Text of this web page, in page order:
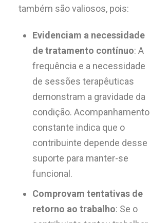
também são valiosos, pois:
Evidenciam a necessidade
de tratamento contínuo: A
frequência e a necessidade
de sessões terapêuticas
demonstram a gravidade da
condição. Acompanhamento
constante indica que o
contribuinte depende desse
suporte para manter-se
funcional.
Comprovam tentativas de
retorno ao trabalho: Se o